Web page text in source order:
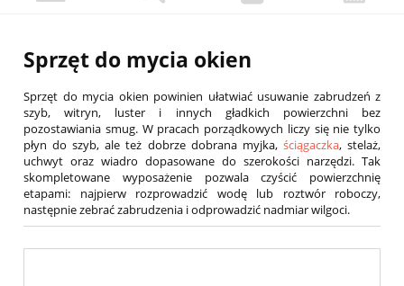
Sprzęt do mycia okien
Sprzęt do mycia okien powinien ułatwiać usuwanie zabrudzeń z
szyb, witryn, luster i innych gładkich powierzchni bez
pozostawiania smug. W pracach porządkowych liczy się nie tylko
płyn do szyb, ale też dobrze dobrana myjka, ściągaczka, stelaż,
uchwyt oraz wiadro dopasowane do szerokości narzędzi. Tak
skompletowane wyposażenie pozwala czyścić powierzchnię
etapami: najpierw rozprowadzić wodę lub roztwór roboczy,
następnie zebrać zabrudzenia i odprowadzić nadmiar wilgoci.